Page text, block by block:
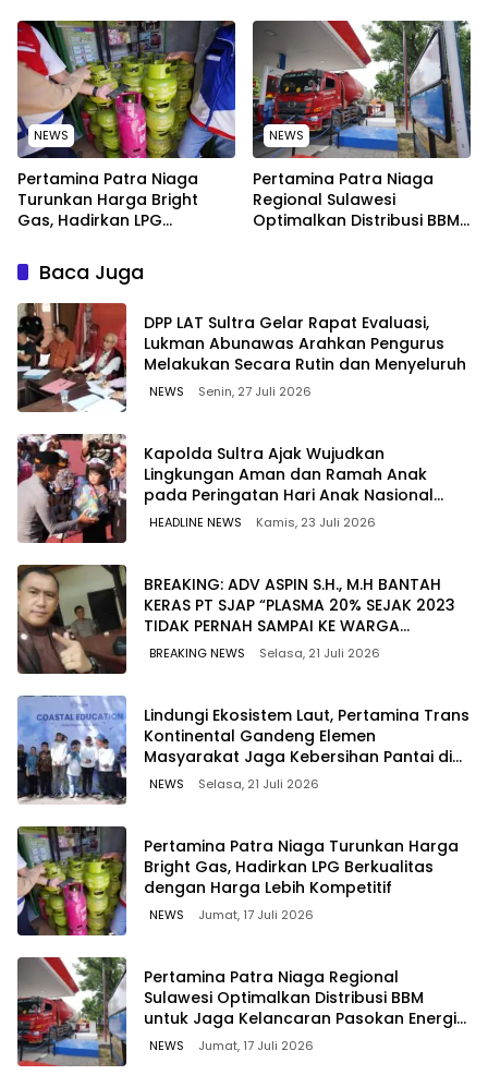
WARGA WAWOONE!
Kebersihan Pantai di
Bitung, Sulawesi
NEWS
Pertamina Patra Niaga
Turunkan Harga Bright
Gas, Hadirkan LPG
Lebih Kompetitif
NEWS
Pertamina Patra Niaga
Regional Sulawesi
Optimalkan Distribusi BBM
Baca Juga
‎DPP LAT Sultra Gelar Rapat Evaluasi,
Lukman Abunawas Arahkan Pengurus
Melakukan Secara Rutin dan Menyeluruh
NEWS Senin, 27 Juli 2026
Kapolda Sultra Ajak Wujudkan
Lingkungan Aman dan Ramah Anak
pada Peringatan Hari Anak Nasional
2026
HEADLINE NEWS Kamis, 23 Juli 2026
BREAKING: ADV ASPIN S.H., M.H BANTAH
KERAS PT SJAP “PLASMA 20% SEJAK 2023
TIDAK PERNAH SAMPAI KE WARGA
WAWOONE!
BREAKING NEWS Selasa, 21 Juli 2026
Lindungi Ekosistem Laut, Pertamina Trans
Kontinental Gandeng Elemen
Masyarakat Jaga Kebersihan Pantai di
Bitung, Sulawesi
NEWS Selasa, 21 Juli 2026
Pertamina Patra Niaga Turunkan Harga
Bright Gas, Hadirkan LPG Berkualitas
dengan Harga Lebih Kompetitif
NEWS Jumat, 17 Juli 2026
Pertamina Patra Niaga Regional
Sulawesi Optimalkan Distribusi BBM
untuk Jaga Kelancaran Pasokan Energi
di Seluruh Wilayah Sulawesi
NEWS Jumat, 17 Juli 2026